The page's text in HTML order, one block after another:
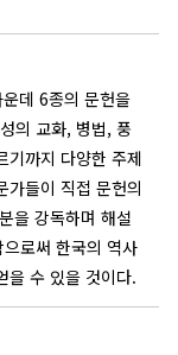
데 6종의 문헌을
의 교화, 병법, 풍
기까지 다양한 주제
가들이 직접 문헌의
을 강독하며 해설
로써 한국의 역사
을 수 있을 것이다.